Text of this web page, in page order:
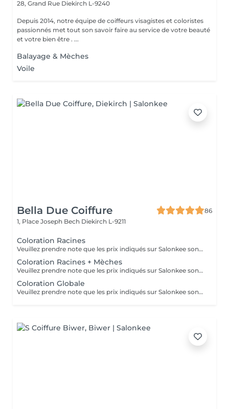
28, Grand Rue Diekirch L-9240
Depuis 2014, notre équipe de coiffeurs visagistes et coloristes
passionnés met tout son savoir faire au service de votre beauté
et votre bien être . ...
Balayage & Mèches
Voile
Bella Due Coiffure
86
1, Place Joseph Bech Diekirch L-9211
Coloration Racines
Veuillez prendre note que les prix indiqués sur Salonkee sont communiqués à titre informatif et s'entendent de base. Ces derniers sont susceptibles de varier selon le diagnostic réalisé à votre arrivée au salon et l'expertise du professionnel à qui vous confiez votre beauté. Dans tous les cas, un devis précis vous sera proposé et toutes réalisations de prestations seront effectuées avec votre accord. Un grand merci d'avance pour votre compréhension. Au plaisir de vous recevoir très vite.
Coloration Racines + Mèches
Veuillez prendre note que les prix indiqués sur Salonkee sont communiqués à titre informatif et s'entendent de base. Ces derniers sont susceptibles de varier selon le diagnostic réalisé à votre arrivée au salon et l'expertise du professionnel à qui vous confiez votre beauté. Dans tous les cas, un devis précis vous sera proposé et toutes réalisations de prestations seront effectuées avec votre accord. Un grand merci d'avance pour votre compréhension. Au plaisir de vous recevoir très vite.
Coloration Globale
Veuillez prendre note que les prix indiqués sur Salonkee sont communiqués à titre informatif et s'entendent de base. Ces derniers sont susceptibles de varier selon le diagnostic réalisé à votre arrivée au salon et l'expertise du professionnel à qui vous confiez votre beauté. Dans tous les cas, un devis précis vous sera proposé et toutes réalisations de prestations seront effectuées avec votre accord. Un grand merci d'avance pour votre compréhension. Au plaisir de vous recevoir très vite.